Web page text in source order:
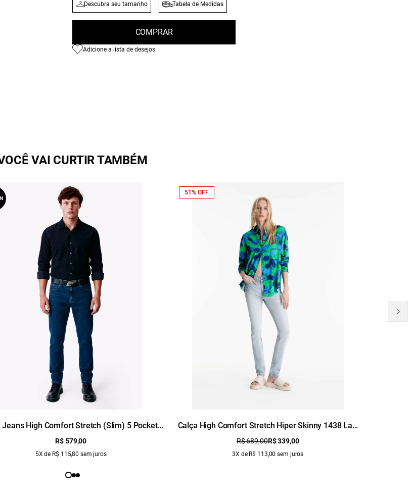
Descubra seu tamanho Tabela de Medidas
COMPRAR
Adicione a lista de desejos
VAI CURTIR TAMBÉM
Jeans High Comfort Stretch (Slim) 5 Pockets
Lav.Medio
R$ 579,00
5X de R$ 115,80 sem juros
Calça High Comfort Stretch Hiper Skinny 1438 Lav.
Claro C/ Used
R$ 689,00R$ 339,00
3X de R$ 113,00 sem juros
51% OFF